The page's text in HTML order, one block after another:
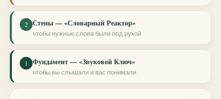
2 Стены — «Словарный Реактор»
чтобы нужные слова были под рукой
1 Фундамент — «Звуковой Ключ»
чтобы вы слышали и вас понимали